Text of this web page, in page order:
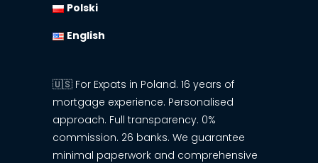
Polski
English
🇺🇸 For Expats in Poland. 16 years of
mortgage experience. Personalised
approach. Full transparency. 0%
commission. 26 banks. We guarantee
minimal paperwork and comprehensive